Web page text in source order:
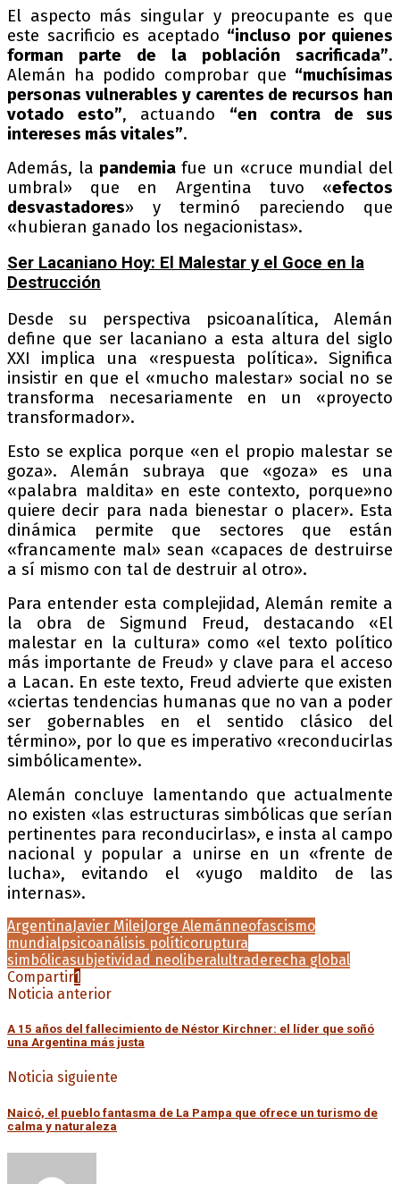
El aspecto más singular y preocupante es que
este sacrificio es aceptado “incluso por quienes
forman parte de la población sacrificada”.
Alemán ha podido comprobar que “muchísimas
personas vulnerables y carentes de recursos han
votado esto”, actuando “en contra de sus
intereses más vitales”.
Además, la pandemiafue un «cruce mundial del
umbral» que en Argentina tuvo «efectos
desvastadores» y terminó pareciendo que
«hubieran ganado los negacionistas».
Ser Lacaniano Hoy: El Malestar y el Goce en la
Destrucción
Desde su perspectiva psicoanalítica, Alemán
define que ser lacaniano a esta altura del siglo
XXI implica una «respuesta política». Significa
insistir en que el «mucho malestar» social no se
transforma necesariamente en un «proyecto
transformador».
Esto se explica porque «en el propio malestar se
goza». Alemán subraya que «goza» es una
«palabra maldita» en este contexto, porque»no
quiere decir para nada bienestar o placer». Esta
dinámica permite que sectores que están
«francamente mal» sean «capaces de destruirse
a sí mismo con tal de destruir al otro».
Para entender esta complejidad, Alemán remite a
la obra de Sigmund Freud, destacando «El
malestar en la cultura» como «el texto político
más importante de Freud» y clave para el acceso
a Lacan. En este texto, Freud advierte que existen
«ciertas tendencias humanas que no van a poder
ser gobernables en el sentido clásico del
término», por lo que es imperativo «reconducirlas
simbólicamente».
Alemán concluye lamentando que actualmente
no existen «las estructuras simbólicas que serían
pertinentes para reconducirlas», e insta al campo
nacional y popular a unirse en un «frente de
lucha», evitando el «yugo maldito de las
internas».
ArgentinaJavier MileiJorge Alemánneofascismo
mundialpsicoanálisis políticoruptura
simbólicasubjetividad neoliberalultraderecha global
Compartir1
Noticia anterior
A 15 años del fallecimiento de Néstor Kirchner: el líder que soñó
una Argentina más justa
Noticia siguiente
Naicó, el pueblo fantasma de La Pampa que ofrece un turismo de
calma y naturaleza